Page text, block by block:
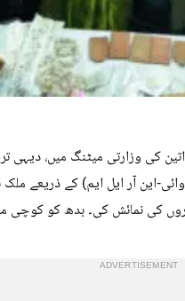
کی وزارتی میٹنگ میں، دیہی
این آر ایل ایم) کے ذریعے
کی نمائش کی۔ بدھ کو کوچی
ADVERTISEMENT